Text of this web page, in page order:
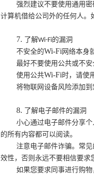
强烈建议不要使用通用
计算机借给公司外的任何人。
7. 了解Wi-Fi的漏洞
不安全的Wi-Fi 网络本身
最好不要使用公共或不安
使用公共Wi-Fi 时，请使
将物联网设备风险添加
8.
了解电子邮件的漏洞
小心通过电子邮件分享
的所有内容都可以阅读。
注意电子邮件诈骗。常
效性，否则永远不要相信要求
如果您要求同事进行购